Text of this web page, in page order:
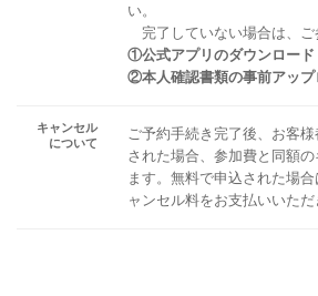
い。
完了していない場合は、ご
①公式アプリのダウンロード
②本人確認書類の事前アップ
キャンセル
について
ご予約手続き完了後、お客
された場合、参加費と同額
ます。無料で申込された場
ャンセル料をお支払いいただ